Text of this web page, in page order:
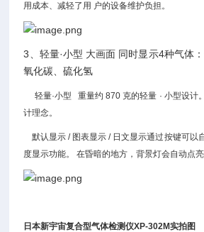
用成本、减轻了用 户的设备维护负担。
3、轻量·小型 大画面 同时显示4种气体
氧化碳、硫化氢
轻量·小型 重量约 870 克的轻量 · 小型设计
计理念。
默认显示 / 图表显示 / 日文显示通过按键可以
度显示功能。 在昏暗的地方，背景灯会自动点亮
日本新宇宙复合型气体检测仪XP-302M实拍图